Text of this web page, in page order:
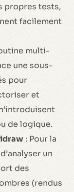
propres tests,
facilement
multi-
une sous-
pour
et
de logique.
: Pour la
un
des
(rendus